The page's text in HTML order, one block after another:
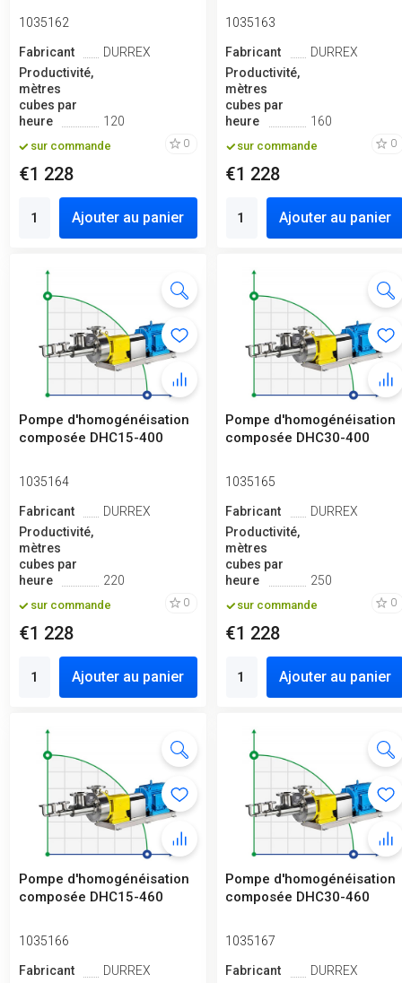
1035162
Fabricant
DURREX
Productivité,
mètres
cubes par
heure
120
sur commande 0
€1 228
Ajouter au panier
1035163
Fabricant
DURREX
Productivité,
mètres
cubes par
heure
160
sur commande 0
€1 228
Ajouter au panier
Pompe d'homogénéisation
composée DHC15-400
1035164
Fabricant
DURREX
Productivité,
mètres
cubes par
heure
220
sur commande 0
€1 228
Ajouter au panier
Pompe d'homogénéisation
composée DHC30-400
1035165
Fabricant
DURREX
Productivité,
mètres
cubes par
heure
250
sur commande 0
€1 228
Ajouter au panier
Pompe d'homogénéisation
composée DHC15-460
1035166
Fabricant
DURREX
Pompe d'homogénéisation
composée DHC30-460
1035167
Fabricant
DURREX